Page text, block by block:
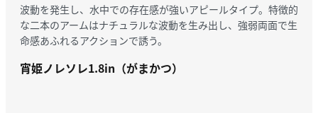
波動を発生し、水中での存在感が強いアピールタイプ。特徴的
な二本のアームはナチュラルな波動を生み出し、強弱両面で生
命感あふれるアクションで誘う。
宵姫ノレソレ1.8in（がまかつ）